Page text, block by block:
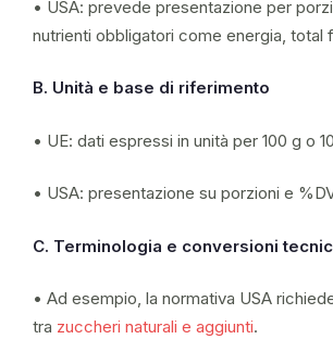
• USA: prevede presentazione per
nutrienti obbligatori come energia, total
B. Unità e base di riferimento
• UE: dati espressi in unità per 100 g o
• USA: presentazione su porzioni e
C. Terminologia e conversioni
• Ad esempio, la normativa USA
tra zuccheri naturali e aggiunti.